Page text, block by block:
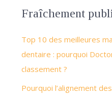
Fraîchement
Top 10 des meilleures
dentaire : pourquoi
classement ?
Pourquoi l’alignement